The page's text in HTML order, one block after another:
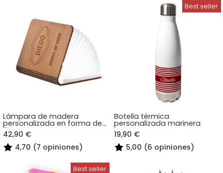
Lámpara de madera
personalizada en forma de
libro
42,90 €
4,70 (7 opiniones)
Botella térmica
personalizada marinera
19,90 €
5,00 (6 opiniones)